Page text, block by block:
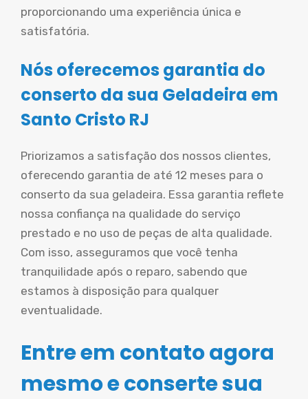
proporcionando uma experiência única e
satisfatória.
Nós oferecemos garantia do
conserto da sua Geladeira em
Santo Cristo RJ
Priorizamos a satisfação dos nossos clientes,
oferecendo garantia de até 12 meses para o
conserto da sua geladeira. Essa garantia reflete
nossa confiança na qualidade do serviço
prestado e no uso de peças de alta qualidade.
Com isso, asseguramos que você tenha
tranquilidade após o reparo, sabendo que
estamos à disposição para qualquer
eventualidade.
Entre em contato agora
mesmo e conserte sua